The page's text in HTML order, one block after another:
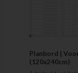
Planbord |
(120x240cm)